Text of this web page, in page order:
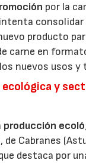
por la
consolidar
producto
carne en
nuevos usos y
y
producción
de Cabranes
destaca por